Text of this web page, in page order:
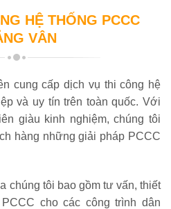
HỆ THỐNG PCCC
VÂN
cung cấp dịch vụ thi công hệ
và uy tín trên toàn quốc. Với
giàu kinh nghiệm, chúng tôi
hàng những giải pháp PCCC
chúng tôi bao gồm tư vấn, thiết
cho các công trình dân